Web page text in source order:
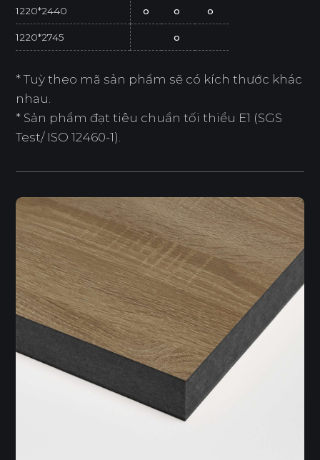
1220*2440 o o o
1220*2745 o
* Tuỳ theo mã sản phẩm sẽ có kích thước khác
nhau.
* Sản phẩm đạt tiêu chuẩn tối thiểu E1 (SGS
Test/ ISO 12460-1).